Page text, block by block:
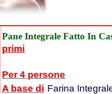
Pane Integrale Fatto In
primi
Per 4 persone
A base di Farina